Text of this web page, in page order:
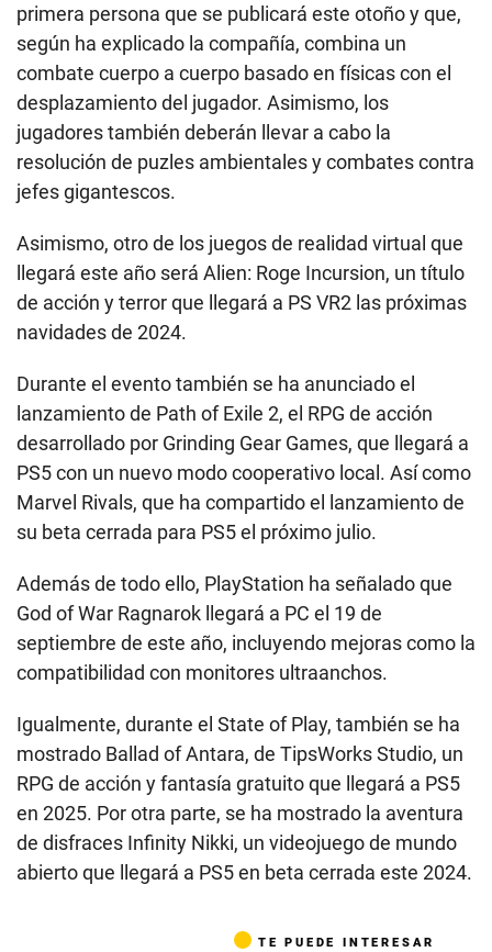
primera persona que se publicará este otoño y que,
según ha explicado la compañía, combina un
combate cuerpo a cuerpo basado en físicas con el
desplazamiento del jugador. Asimismo, los
jugadores también deberán llevar a cabo la
resolución de puzles ambientales y combates contra
jefes gigantescos.
Asimismo, otro de los juegos de realidad virtual que
llegará este año será Alien: Roge Incursion, un título
de acción y terror que llegará a PS VR2 las próximas
navidades de 2024.
Durante el evento también se ha anunciado el
lanzamiento de Path of Exile 2, el RPG de acción
desarrollado por Grinding Gear Games, que llegará a
PS5 con un nuevo modo cooperativo local. Así como
Marvel Rivals, que ha compartido el lanzamiento de
su beta cerrada para PS5 el próximo julio.
Además de todo ello, PlayStation ha señalado que
God of War Ragnarok llegará a PC el 19 de
septiembre de este año, incluyendo mejoras como la
compatibilidad con monitores ultraanchos.
Igualmente, durante el State of Play, también se ha
mostrado Ballad of Antara, de TipsWorks Studio, un
RPG de acción y fantasía gratuito que llegará a PS5
en 2025. Por otra parte, se ha mostrado la aventura
de disfraces Infinity Nikki, un videojuego de mundo
abierto que llegará a PS5 en beta cerrada este 2024.
TE PUEDE INTERESAR